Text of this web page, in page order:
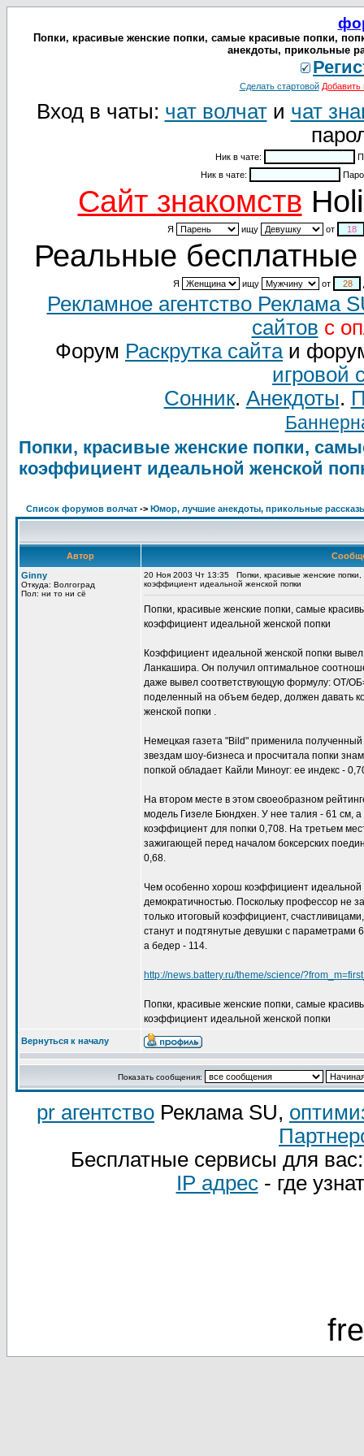
Попки, красивые женские попки, самые красивые попки,
анекдоты, прикольные
Сделать стартовой Добавить
Вход в чаты: чат волчати чат
Ник в чате:
Ник в чате:
Cайт знакомств
Я ищу от
Реальные бесплатные
Я ищу от
Рекламное агентство Реклама
сайтов с
Форум Раскрутка сайтаи
игровой
Сонник. Анекдоты.
Попки, красивые женские попки,
коэффициент идеальной женской
Список форумов волчат -> Юмор, лучшие анекдоты, прикольные
Автор
Ginny
Откуда: Волгоград
Пол: ни то ни сё
20 Ноя 2003 Чт 13:35
Попки, красивые женские
коэффициент идеальной женской попки
Попки, красивые женские попки, самые
коэффициент идеальной женской попки
Коэффициент идеальной женской попки
Ланкашира. Он получил оптимальное
даже вывел соответствующую формулу: ОТ/
поделенный на объем бедер, должен давать
женской попки .
Немецкая газета "Bild" применила
звездам шоу-бизнеса и просчитала попки
попкой обладает Кайли Миноуг: ее индекс -
На втором месте в этом своеобразном
модель Гизеле Бюндхен. У нее талия - 61 см,
коэффициент для попки 0,708. На третьем
зажигающей перед началом боксерских
0,68.
Чем особенно хорош коэффициент идеальной
демократичностью. Поскольку профессор не
только итоговый коэффициент,
станут и подтянутые девушки с параметрами
а бедер - 114.
http://news.battery.ru/theme/science/
Попки, красивые женские попки, самые
коэффициент идеальной женской попки
Вернуться к началу
Показать сообщения:
pr агентство Реклама SU,
Бесплатные сервисы для
IP адрес- где